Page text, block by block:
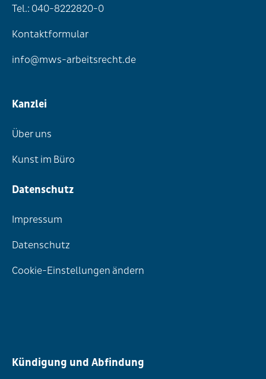
Tel.: 040-8222820-0
Kontaktformular
info@mws-arbeitsrecht.de
Kanzlei
Über uns
Kunst im Büro
Datenschutz
Impressum
Datenschutz
Cookie-Einstellungen ändern
Kündigung und Abfindung